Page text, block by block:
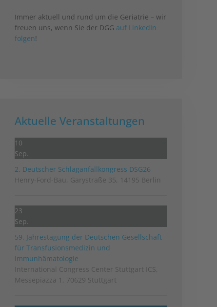
Immer aktuell und rund um die Geriatrie – wir
freuen uns, wenn Sie der DGG auf LinkedIn
folgen!
Aktuelle Veranstaltungen
10
Sep.
2. Deutscher Schlag­anfall­kongress DSG26
Henry-Ford-Bau, Garystraße 35, 14195 Berlin
23
Sep.
59. Jahrestagung der Deutschen Gesellschaft
für Transfusionsmedizin und
Immunhämatologie
International Congress Center Stuttgart ICS,
Messepiazza 1, 70629 Stuttgart